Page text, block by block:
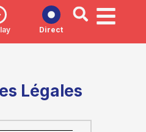
Direct
Légales